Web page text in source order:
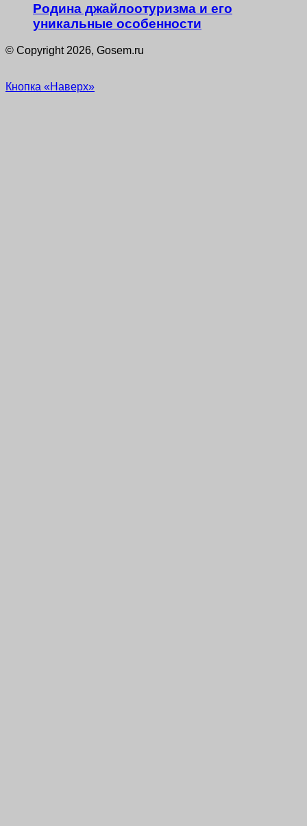
Родина джайлоотуризма и его
уникальные особенности
© Copyright 2026, Gosem.ru
Кнопка «Наверх»